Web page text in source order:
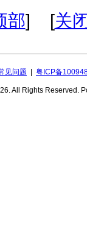
部] [关
见问题
粤ICP备
All Rights Reserved.